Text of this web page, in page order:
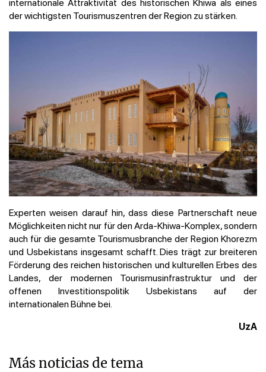
der wichtigsten Tourismuszentren der Region zu stärken.
Experten weisen darauf hin, dass diese Partnerschaft neue
Möglichkeiten nicht nur für den Arda-Khiwa-Komplex, sondern
auch für die gesamte Tourismusbranche der Region Khorezm
und Usbekistans insgesamt schafft. Dies trägt zur breiteren
Förderung des reichen historischen und kulturellen Erbes des
Landes, der modernen Tourismusinfrastruktur und der
offenen Investitionspolitik Usbekistans auf der
internationalen Bühne bei.
UzA
Más noticias de tema